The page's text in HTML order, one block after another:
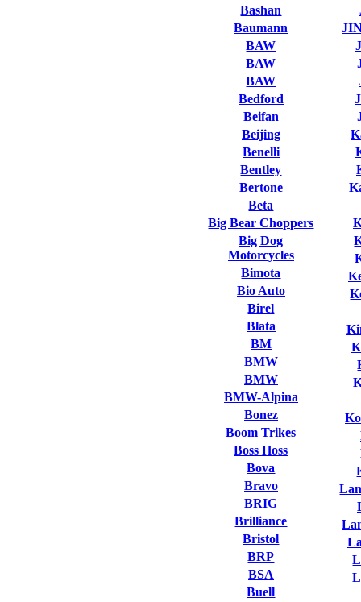
Bashan
Baumann
BAW
BAW
BAW
Bedford
Beifan
Beijing
Benelli
Bentley
Bertone
Beta
Big Bear Choppers
Big Dog
Motorcycles
Bimota
Bio Auto
Birel
Blata
BM
BMW
BMW
BMW-Alpina
Bonez
Boom Trikes
Boss Hoss
Bova
Bravo
BRIG
Brilliance
Bristol
BRP
BSA
Buell